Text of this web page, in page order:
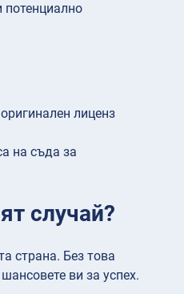
потенциално
лиценз
на съда за
случай?
страна. Без това
ви за успех.